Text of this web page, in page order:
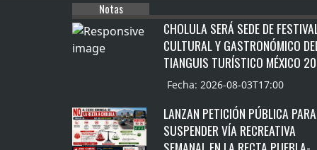
Notas
CHOLULA SERÁ SEDE DE
CULTURAL Y GASTRONÓMICO
TIANGUIS TURÍSTICO MÉXICO
Fecha: 2026-08-03T17:00
LANZAN PETICIÓN PÚBLICA PARA
SUSPENDER VÍA RECREATIVA